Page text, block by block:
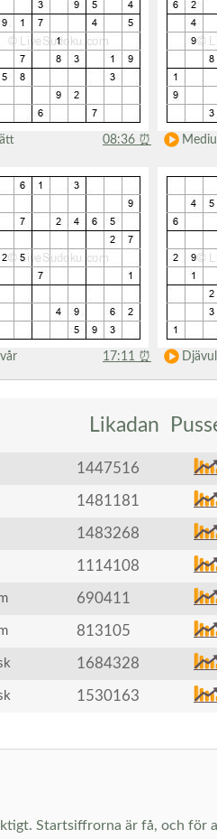
08:36 ⏰
17:11 ⏰
Likadan
1447516
1481181
1483268
1114108
690411
813105
1684328
1530163
Startsiffrorna är få, och för